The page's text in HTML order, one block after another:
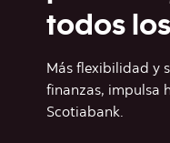
todos
Más flexibilidad y
finanzas, impulsa
Scotiabank.